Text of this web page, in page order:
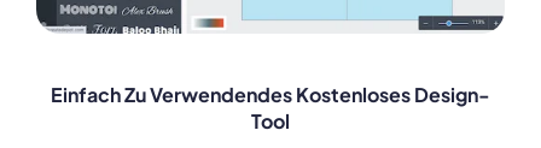
Einfach Zu Verwendendes Kostenloses Design-
Tool